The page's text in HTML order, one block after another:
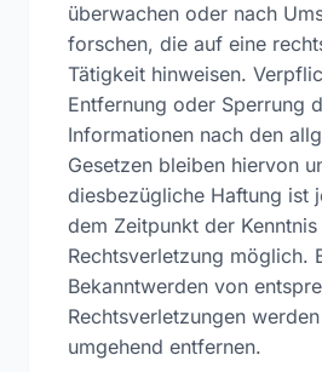
überwachen oder nach
forschen, die auf eine
Tätigkeit hinweisen.
Entfernung oder Sperrung
Informationen nach den
Gesetzen bleiben hiervon
diesbezügliche Haftung ist
dem Zeitpunkt der
Rechtsverletzung möglich.
Bekanntwerden von
Rechtsverletzungen
umgehend entfernen.